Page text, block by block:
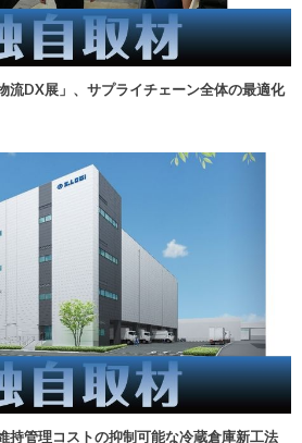
流DX展」、サプライチェーン全体の最適化
持管理コストの抑制可能な冷蔵倉庫新工法